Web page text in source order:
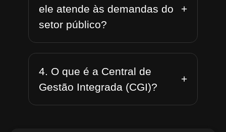
ele atende às demandas do
setor público?
+
4. O que é a Central de
Gestão Integrada (CGI)?
+